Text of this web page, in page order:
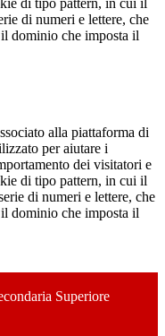
di tipo pattern, in cui il
di numeri e lettere, che
dominio che imposta il
alla piattaforma di
per aiutare i
dei visitatori e
di tipo pattern, in cui il
di numeri e lettere, che
dominio che imposta il
Superiore